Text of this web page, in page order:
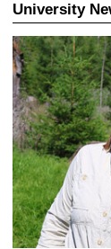
University